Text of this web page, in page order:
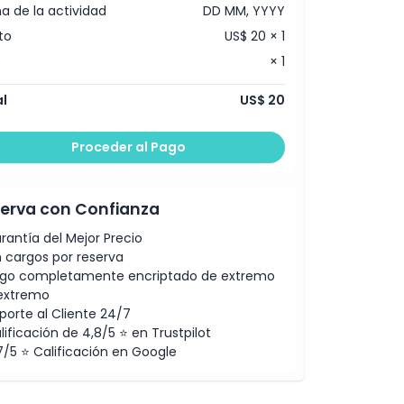
de la actividad
DD MM, YYYY
US$ 20 × 1
× 1
US$ 20
Proceder al Pago
con Confianza
del Mejor Precio
cargos por reserva
completamente encriptado de extremo
al Cliente 24/7
de 4,8/5 ⭐ en Trustpilot
5 ⭐ Calificación en Google